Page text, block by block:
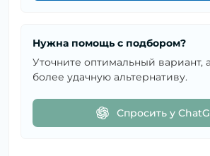
Нужна помощь с подбором?
Уточните оптимальный вариант,
более удачную альтернативу.
Спросить у